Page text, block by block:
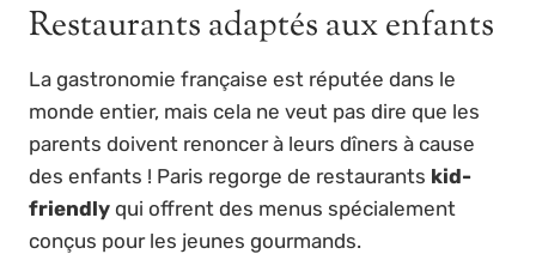
Restaurants adaptés aux enfants
La gastronomie française est réputée dans le
monde entier, mais cela ne veut pas dire que les
parents doivent renoncer à leurs dîners à cause
des enfants ! Paris regorge de restaurants kid-
friendly qui offrent des menus spécialement
conçus pour les jeunes gourmands.